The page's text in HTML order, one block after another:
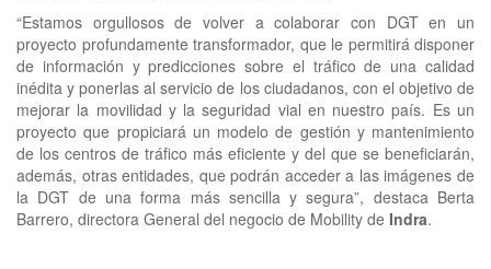
“Estamos orgullosos de volver a colaborar con DGT en un
proyecto profundamente transformador, que le permitirá disponer
de información y predicciones sobre el tráfico de una calidad
inédita y ponerlas al servicio de los ciudadanos, con el objetivo de
mejorar la movilidad y la seguridad vial en nuestro país. Es un
proyecto que propiciará un modelo de gestión y mantenimiento
de los centros de tráfico más eficiente y del que se beneficiarán,
además, otras entidades, que podrán acceder a las imágenes de
la DGT de una forma más sencilla y segura”, destaca Berta
Barrero, directora General del negocio de Mobility de Indra.